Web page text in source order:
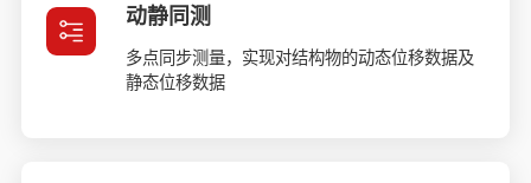
动静同测
多点同步测量，实现对结构物的动态位移数据及
静态位移数据